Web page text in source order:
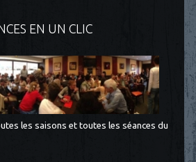
EN UN CLIC
les saisons et toutes les séances du